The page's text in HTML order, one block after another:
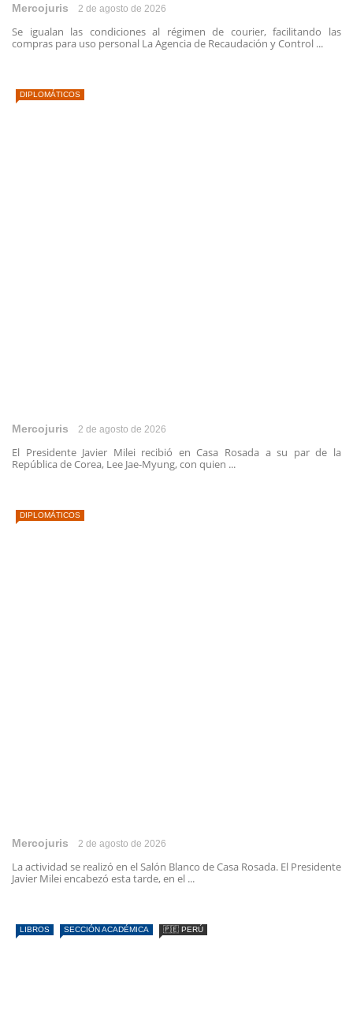
Mercojuris 2 de agosto de 2026
Se igualan las condiciones al régimen de courier, facilitando las
compras para uso personal La Agencia de Recaudación y Control ...
DIPLOMÁTICOS
Mercojuris 2 de agosto de 2026
El Presidente Javier Milei recibió en Casa Rosada a su par de la
República de Corea, Lee Jae-Myung, con quien ...
DIPLOMÁTICOS
Mercojuris 2 de agosto de 2026
La actividad se realizó en el Salón Blanco de Casa Rosada. El Presidente
Javier Milei encabezó esta tarde, en el ...
LIBROS SECCIÓN ACADÉMICA 🇵🇪 PERÚ